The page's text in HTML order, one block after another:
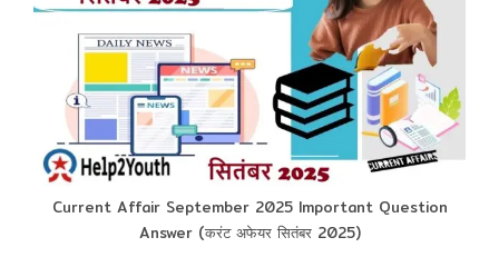
Current Affair September 2025 Important Question
Answer (करंट अफेयर सितंबर 2025)